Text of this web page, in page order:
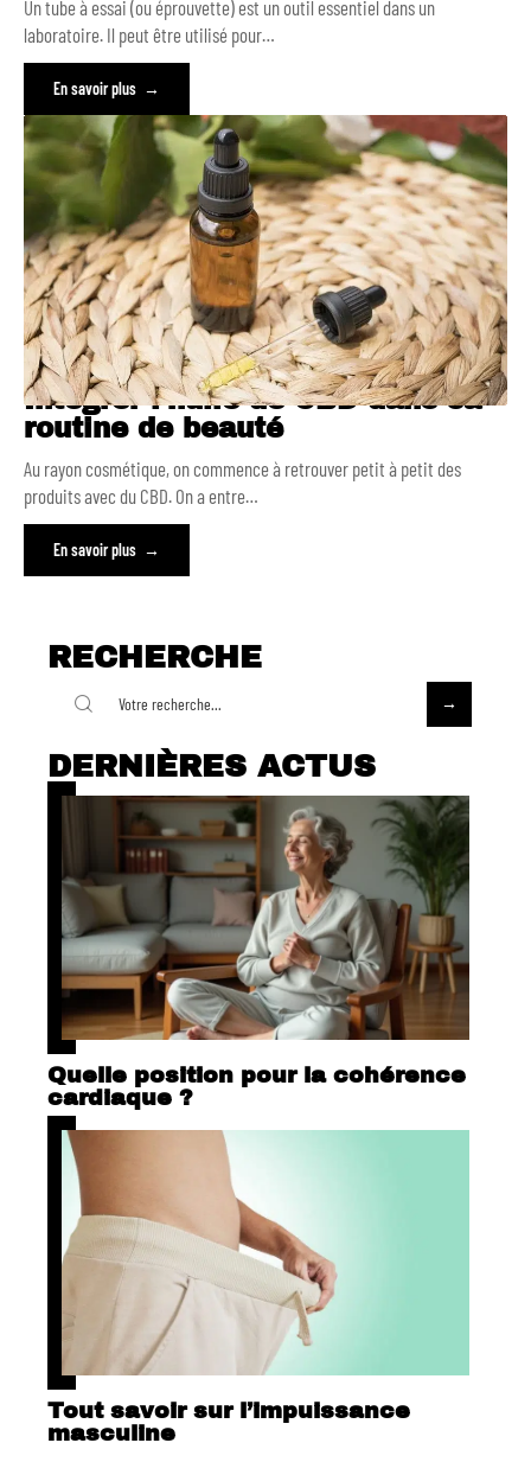
Un tube à essai (ou éprouvette) est un outil essentiel dans un
laboratoire. Il peut être utilisé pour…
En savoir plus
Intégrer l’huile de CBD dans sa
routine de beauté
Au rayon cosmétique, on commence à retrouver petit à petit des
produits avec du CBD. On a entre…
En savoir plus
RECHERCHE
DERNIÈRES ACTUS
Quelle position pour la cohérence
cardiaque ?
Tout savoir sur l’impuissance
masculine